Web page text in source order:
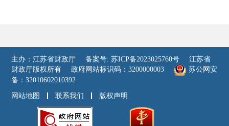
主办：江苏省财政厅 备案号: 苏ICP备2023025760号
江苏省
财政厅版权所有
政府网站标识码：3200000003
苏公网安
备：32010602010392
网站地图 联系我们 版权声明